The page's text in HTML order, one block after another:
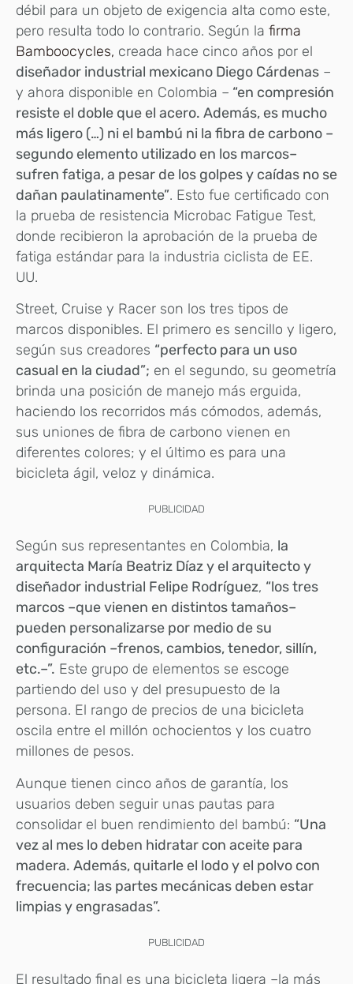
débil para un objeto de exigencia alta como este,
pero resulta todo lo contrario. Según la firma
Bamboocycles, creada hace cinco años por el
diseñador industrial mexicano Diego Cárdenas –
y ahora disponible en Colombia – “en compresión
resiste el doble que el acero. Además, es mucho
más ligero (…) ni el bambú ni la fibra de carbono –
segundo elemento utilizado en los marcos–
sufren fatiga, a pesar de los golpes y caídas no se
dañan paulatinamente”. Esto fue certificado con
la prueba de resistencia Microbac Fatigue Test,
donde recibieron la aprobación de la prueba de
fatiga estándar para la industria ciclista de EE.
UU.
Street, Cruise y Racer son los tres tipos de
marcos disponibles. El primero es sencillo y ligero,
según sus creadores “perfecto para un uso
casual en la ciudad”; en el segundo, su geometría
brinda una posición de manejo más erguida,
haciendo los recorridos más cómodos, además,
sus uniones de fibra de carbono vienen en
diferentes colores; y el último es para una
bicicleta ágil, veloz y dinámica.
PUBLICIDAD
Según sus representantes en Colombia, la
arquitecta María Beatriz Díaz y el arquitecto y
diseñador industrial Felipe Rodríguez, “los tres
marcos –que vienen en distintos tamaños–
pueden personalizarse por medio de su
configuración –frenos, cambios, tenedor, sillín,
etc.–”. Este grupo de elementos se escoge
partiendo del uso y del presupuesto de la
persona. El rango de precios de una bicicleta
oscila entre el millón ochocientos y los cuatro
millones de pesos.
Aunque tienen cinco años de garantía, los
usuarios deben seguir unas pautas para
consolidar el buen rendimiento del bambú: “Una
vez al mes lo deben hidratar con aceite para
madera. Además, quitarle el lodo y el polvo con
frecuencia; las partes mecánicas deben estar
limpias y engrasadas”.
PUBLICIDAD
El resultado final es una bicicleta ligera –la más